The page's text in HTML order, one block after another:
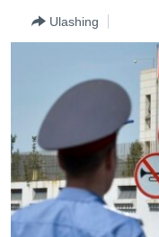
AMERIKA
XALQARO HAYOT
VASHINGTON
MOBIL-SALOM!
VIDEO
XABARLAR
IJTIMOIY TARMOQLAR
YOUTUBE
INSTAGRAM
ODNOKLASSNIKI
TELEGRAM
TWITTER
INGLIZ TILI DARSLARI
EDITORIAL
Learning English
Ulashing